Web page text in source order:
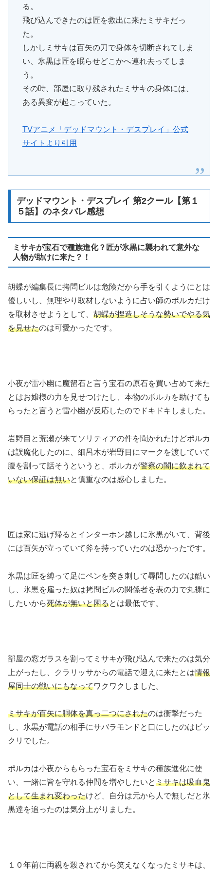
る。
飛び込んできたのは匠を救出に来たミサキだっ
た。
しかしミサキは百矢の刀で身体を切断されてしま
い、氷黒は匠を眠らせどこかへ連れ去ってしま
う。
その時、部屋に取り残されたミサキの身体には、
ある異変が起こっていた。
TVアニメ「デッドマウント・デスプレイ」公式
サイトより引用
デッドマウント・デスプレイ 第2クール【第１
５話】のネタバレ感想
ミサキが宝石で種族進化？匠が氷黒に襲われて意外な
人物が助けに来た？！
胡蝶が編集長に拷問ビルは危険だから手を引くようにとは
優しいし、無理やり取材しないように占い師のポルカだけ
を取材させようとして、 胡蝶が捏造しそうな勢いでやる気
を見せたのは可愛かったです。
小夜が雷小幽に魔留石と言う宝石の原石を買い占めて来た
とはお嬢様の力を見せつけたし、本物のポルカを助けても
らったと言うと雷小幽が反応したのでドキドキしました。
岩野目と荒瀬が来てソリティアの件を聞かれたけどポルカ
は誤魔化したのに、細呂木が岩野目にマークを渡していて
腹を割って話そうというと、ポルカが警察の闇に飲まれて
いない保証は無いと慎重なのは感心しました。
匠は家に逃げ帰るとインターホン越しに氷黒がいて、背後
には百矢が立っていて斧を持っていたのは恐かったです。
氷黒は匠を縛って足にペンを突き刺して尋問したのは酷い
し、氷黒を雇った奴は拷問ビルの関係者を表の力で丸裸に
したいから死体が無いと困るとは最低です。
部屋の窓ガラスを割ってミサキが飛び込んで来たのは気分
上がったし、クラリッサからの電話で迎えに来たとは情報
屋同士の戦いにもなってワクワクしました。
ミサキが百矢に胴体を真っ二つにされたのは衝撃だった
し、氷黒が電話の相手にサバラモンドと口にしたのはビッ
クリでした。
ポルカは小夜からもらった宝石をミサキの種族進化に使
い、一緒に皆を守れる仲間を増やしたいとミサキは吸血鬼
として生まれ変わったけど、自分は元から人で無しだと氷
黒達を追ったのは気分上がりました。
１０年前に両親を殺されてから笑えなくなったミサキは、